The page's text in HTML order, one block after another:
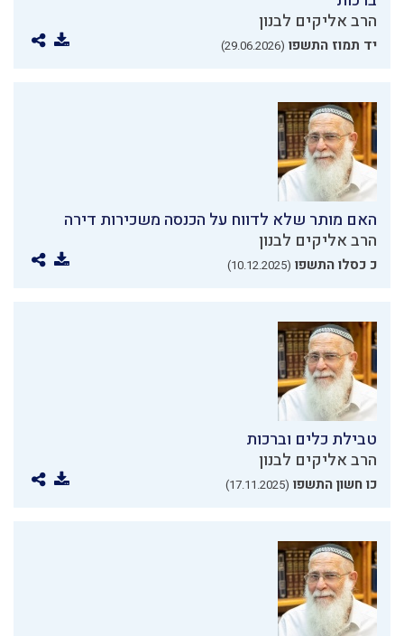
הרב אליקים לבנון
יד תמוז התשפו (29.06.2026)
האם מותר שלא לדווח על הכנסה משכירות דירה
הרב אליקים לבנון
כ כסלו התשפו (10.12.2025)
טבילת כלים וברכות
הרב אליקים לבנון
כו חשון התשפו (17.11.2025)